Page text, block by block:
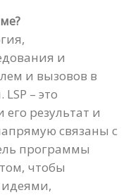
и
и вызовов в
– это
результат и
связаны с
программы
чтобы
идеями,